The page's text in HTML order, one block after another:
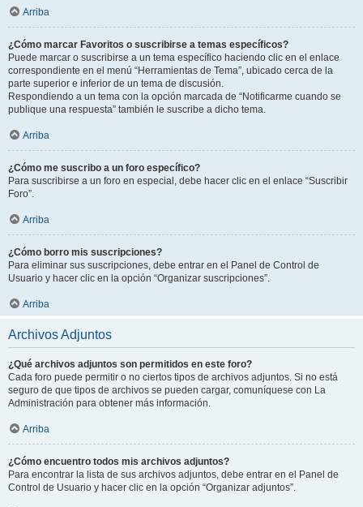
Arriba
¿Cómo marcar Favoritos o suscribirse a temas específicos?
Puede marcar o suscribirse a un tema específico haciendo clic en el enlace
correspondiente en el menú “Herramientas de Tema”, ubicado cerca de la
parte superior e inferior de un tema de discusión.
Respondiendo a un tema con la opción marcada de “Notificarme cuando se
publique una respuesta” también le suscribe a dicho tema.
Arriba
¿Cómo me suscribo a un foro específico?
Para suscribirse a un foro en especial, debe hacer clic en el enlace “Suscribir
Foro”.
Arriba
¿Cómo borro mis suscripciones?
Para eliminar sus suscripciones, debe entrar en el Panel de Control de
Usuario y hacer clic en la opción “Organizar suscripciones”.
Arriba
Archivos Adjuntos
¿Qué archivos adjuntos son permitidos en este foro?
Cada foro puede permitir o no ciertos tipos de archivos adjuntos. Si no está
seguro de que tipos de archivos se pueden cargar, comuníquese con La
Administración para obtener más información.
Arriba
¿Cómo encuentro todos mis archivos adjuntos?
Para encontrar la lista de sus archivos adjuntos, debe entrar en el Panel de
Control de Usuario y hacer clic en la opción “Organizar adjuntos”.